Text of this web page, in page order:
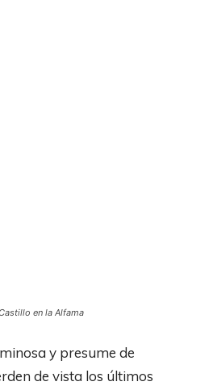
en la Alfama
y presume de
de vista los últimos